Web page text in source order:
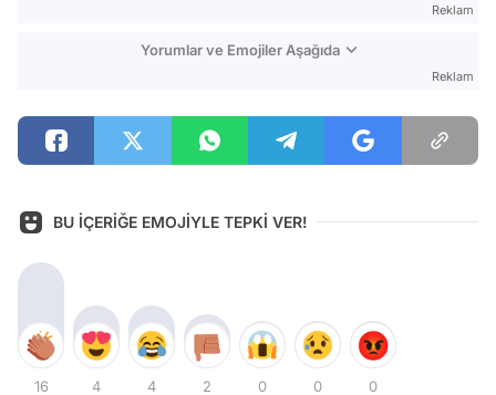
Reklam
Yorumlar ve Emojiler Aşağıda
Reklam
BU İÇERİĞE EMOJİYLE TEPKİ VER!
16 4 4 2 0 0 0